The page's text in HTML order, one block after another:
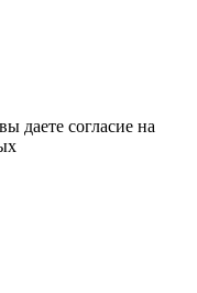
даете согласие на